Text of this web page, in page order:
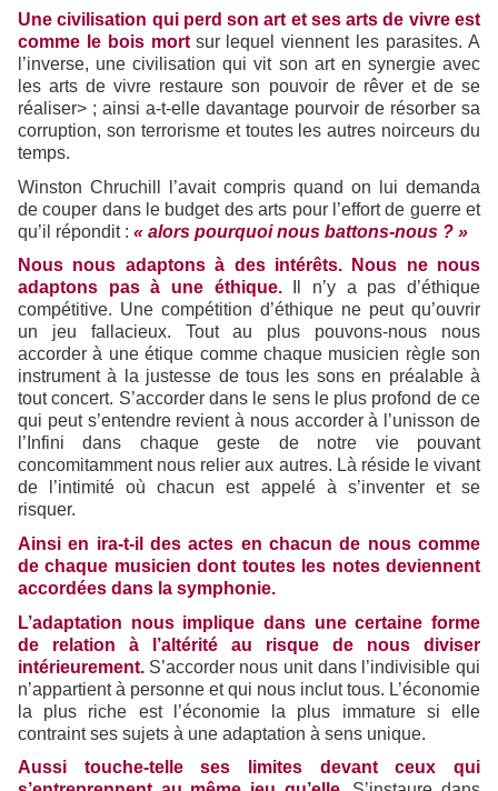
Une civilisation qui perd son art et ses arts de vivre est
comme le bois mort sur lequel viennent les parasites. A
l’inverse, une civilisation qui vit son art en synergie avec
les arts de vivre restaure son pouvoir de rêver et de se
réaliser> ; ainsi a-t-elle davantage pourvoir de résorber sa
corruption, son terrorisme et toutes les autres noirceurs du
temps.
Winston Chruchill l’avait compris quand on lui demanda
de couper dans le budget des arts pour l’effort de guerre et
qu’il répondit : « alors pourquoi nous battons-nous ? »
Nous nous adaptons à des intérêts. Nous ne nous
adaptons pas à une éthique.
Il n’y a pas d’éthique
compétitive. Une compétition d’éthique ne peut qu’ouvrir
un jeu fallacieux. Tout au plus pouvons-nous nous
accorder à une étique comme chaque musicien règle son
instrument à la justesse de tous les sons en préalable à
tout concert. S’accorder dans le sens le plus profond de ce
qui peut s’entendre revient à nous accorder à l’unisson de
l’Infini dans chaque geste de notre vie pouvant
concomitamment nous relier aux autres. Là réside le vivant
de l’intimité où chacun est appelé à s’inventer et se
risquer.
Ainsi en ira-t-il des actes en chacun de nous comme
de chaque musicien dont toutes les notes deviennent
accordées dans la symphonie.
L’adaptation nous implique dans une certaine forme
de relation à l’altérité au risque de nous diviser
intérieurement. S’accorder nous unit dans l’indivisible qui
n’appartient à personne et qui nous inclut tous. L’économie
la plus riche est l’économie la plus immature si elle
contraint ses sujets à une adaptation à sens unique.
Aussi touche-telle ses limites devant ceux qui